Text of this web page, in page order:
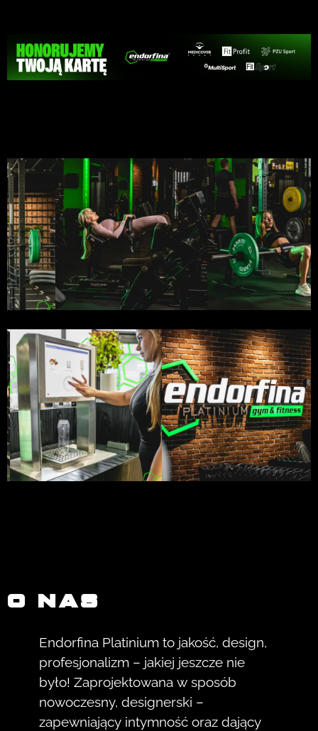
O NAS
Endorfina Platinium to jakość, design,
profesjonalizm – jakiej jeszcze nie
było! Zaprojektowana w sposób
nowoczesny, designerski –
zapewniający intymność oraz dający